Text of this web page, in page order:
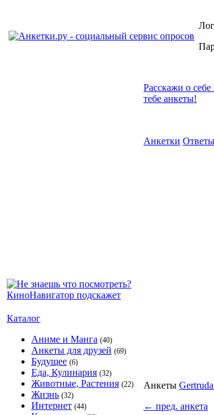
Каталог
Аниме и Манга (40)
Анкеты для друзей (69)
Будущее (6)
Еда, Кулинария (32)
Животные, Растения (22)
Жизнь (32)
Интернет (44)
Расскажи о
тебе анкеты!
Анкетки Ответы
Анкеты
← пред. анкета